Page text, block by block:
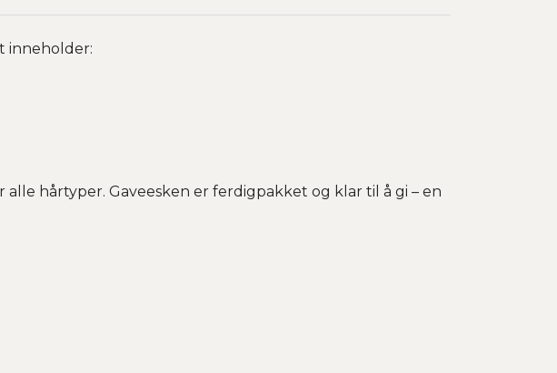
inneholder:
hårtyper. Gaveesken er ferdigpakket og klar til å gi – en